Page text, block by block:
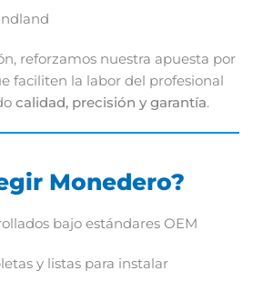
reforzamos nuestra apuesta por
faciliten la labor del profesional
calidad, precisión y garantía.
Monedero?
bajo estándares OEM
y listas para instalar